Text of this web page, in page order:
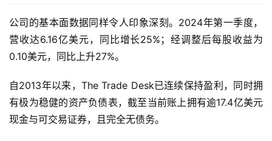
公司的基本面数据同样令人印象深刻。2024年第一季度，
营收达6.16亿美元，同比增长25%；经调整后每股收益为
0.10美元，同比上升27%。
自2013年以来，The Trade Desk已连续保持盈利，同时拥
有极为稳健的资产负债表，截至当前账上拥有逾17.4亿美元
现金与可交易证券，且完全无债务。